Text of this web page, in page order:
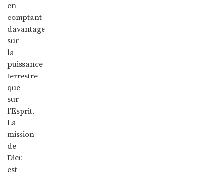
en
comptant
davantage
sur
la
puissance
terrestre
que
sur
l’Esprit.
La
mission
de
Dieu
est